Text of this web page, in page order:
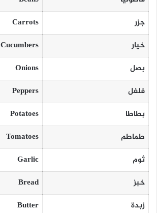
جزر
Carrots
خيار
Cucumbers
بصل
Onions
فلفل
Peppers
بطاطا
Potatoes
طماطم
Tomatoes
ثوم
Garlic
خبز
Bread
زبدة
Butter